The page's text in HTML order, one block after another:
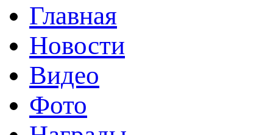
Главная
Новости
Видео
Фото